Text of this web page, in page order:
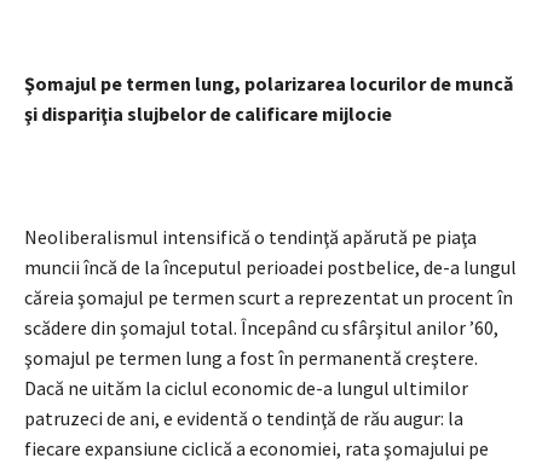
Şomajul pe termen lung, polarizarea locurilor de muncă
şi dispariţia slujbelor de calificare mijlocie
Neoliberalismul intensifică o tendinţă apărută pe piaţa
muncii încă de la începutul perioadei postbelice, de-a lungul
căreia şomajul pe termen scurt a reprezentat un procent în
scădere din şomajul total. Începând cu sfârşitul anilor ’60,
şomajul pe termen lung a fost în permanentă creştere.
Dacă ne uităm la ciclul economic de-a lungul ultimilor
patruzeci de ani, e evidentă o tendinţă de rău augur: la
fiecare expansiune ciclică a economiei, rata şomajului pe